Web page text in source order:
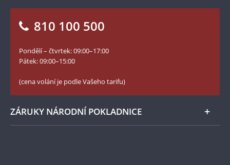
Numismatické novinky
Blog Pokladnice mincí
Facebook Národní Pokladnice
Twitter Národní Pokladnice
LinkedIn Národní Pokladnice
Instagram Národní Pokladnice
810 100 500
Pondělí – čtvrtek: 09:00–17:00
Pátek: 09:00–15:00
(cena volání je podle Vašeho tarifu)
ZÁRUKY NÁRODNÍ POKLADNICE